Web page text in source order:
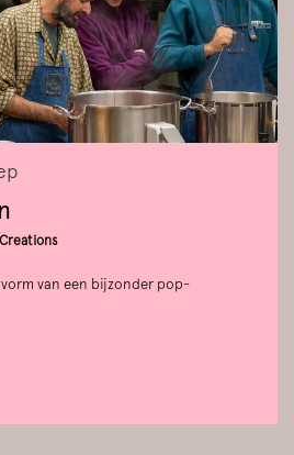
van een bijzonder pop-